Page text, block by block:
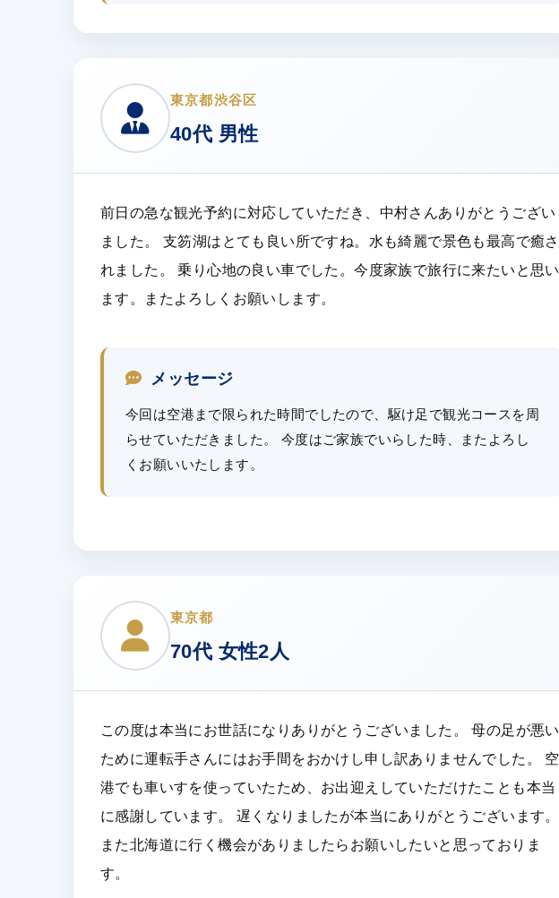
東京都渋谷区
40代 男性
前日の急な観光予約に対応していただき、中村さんありがとうござい
ました。 支笏湖はとても良い所ですね。水も綺麗で景色も最高で癒さ
れました。 乗り心地の良い車でした。今度家族で旅行に来たいと思い
ます。またよろしくお願いします。
メッセージ
今回は空港まで限られた時間でしたので、駆け足で観光コースを周
らせていただきました。 今度はご家族でいらした時、またよろし
くお願いいたします。
東京都
70代 女性2人
この度は本当にお世話になりありがとうございました。 母の足が悪い
ために運転手さんにはお手間をおかけし申し訳ありませんでした。 空
港でも車いすを使っていたため、お出迎えしていただけたことも本当
に感謝しています。 遅くなりましたが本当にありがとうございます。
また北海道に行く機会がありましたらお願いしたいと思っておりま
す。